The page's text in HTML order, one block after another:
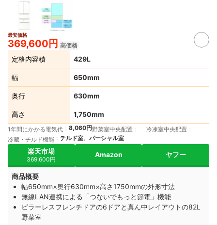
最安価格
369,600円 高価格
定格内容積 429L
幅 650mm
奥行 630mm
高さ 1,750mm
1年間にかかる電気代 8,060円野菜室中央配置
冷凍室中央配置
冷蔵・チルド機能
チルド室、パーシャル室
楽天市場
369,600円
Amazon ヤフー
商品概要
幅650mm×奥行630mm×高さ1750mmの外形寸法
無線LAN連携による「つないでもっと節電」機能
ピラーレスフレンチドアの6ドアと真ん中レイアウトの82L
野菜室